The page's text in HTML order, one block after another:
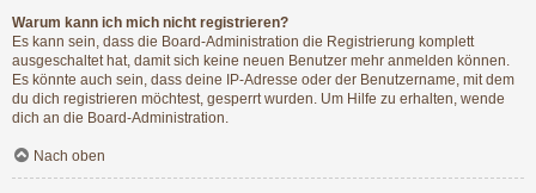
Warum kann ich mich nicht registrieren?
Es kann sein, dass die Board-Administration die Registrierung komplett
ausgeschaltet hat, damit sich keine neuen Benutzer mehr anmelden können.
Es könnte auch sein, dass deine IP-Adresse oder der Benutzername, mit dem
du dich registrieren möchtest, gesperrt wurden. Um Hilfe zu erhalten, wende
dich an die Board-Administration.
Nach oben